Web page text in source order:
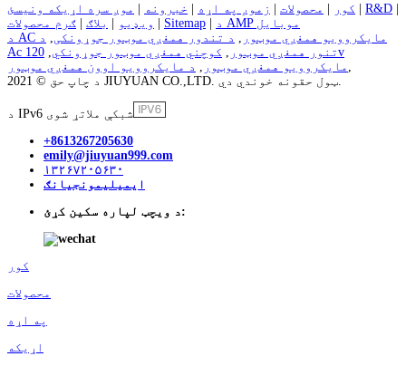
کور
| محصولات | زموږ په اړه | خبرونه | موږ سره اړیکه ونیسئ | R&D |
ویډیو | بلاګ | ګرم محصولات | Sitemap |
د AMP موبایل
د AC مایکروویو همغږي موټور
د تندور همغږي موټور جوړونکی
د
Ac تنور همغږي موټور
کوچني همغږي موټور جوړونکي 120v
مایکروویو همغږي موټور
د مایکروویو اوون همغږي موټور
د IPv6 شبکې ملاتړ شوی
+8613267205630
emily@jiuyuan999.com
۱۳۲۶۷۲۰۵۶۳۰
ایمیلیمونجیانګ
د ویچټ لپاره سکین کړئ:
کور
محصولات
په اړه
اړیکه